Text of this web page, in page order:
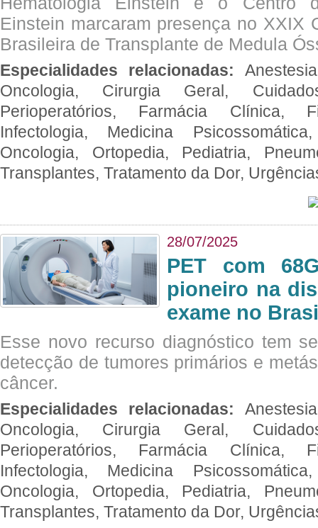
Einstein marcaram presença no XXIX
Brasileira de Transplante de Medula
Especialidades relacionadas:
Oncologia, Cirurgia Geral,
Perioperatórios, Farmácia Clínica,
Infectologia, Medicina
Oncologia, Ortopedia, Pediatria,
Transplantes, Tratamento da Dor,
28/07/2025
PET com
pioneiro na
exame no
Esse novo recurso diagnóstico tem
detecção de tumores primários e
câncer.
Especialidades relacionadas:
Oncologia, Cirurgia Geral,
Perioperatórios, Farmácia Clínica,
Infectologia, Medicina
Oncologia, Ortopedia, Pediatria,
Transplantes, Tratamento da Dor,